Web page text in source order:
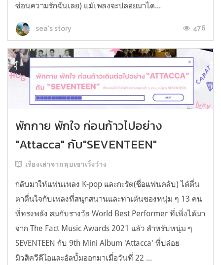
ซ่อนความรักฉันเลย) แม้เพลงจะปล่อยมาได...
sea's story 476
พักกาย พักใจ ก่อนก้าวไปอย่าง
"Attacca" กับ"SEVENTEEN"
เรื่องเล่าจากหุบเขาเวิ้งว้าง
กลับมาให้แฟนเพลง K-pop และกะรัต(ชื่อแฟนคลับ) ได้ตื่น
ตาตื่นใจกับเพลงที่สนุกสนานและท่าเต้นของหนุ่ม ๆ 13 คน
ที่ทรงพลัง สมกับรางวัล World Best Performer ที่เพิ่งได้มา
จาก The Fact Music Awards 2021 แล้ว สำหรับหนุ่ม ๆ
SEVENTEEN กับ 9th Mini Album 'Attacca' ที่ปล่อย
มิวสิควีดีโอและอัลบั้มออกมาเมื่อวันที่ 22 ...